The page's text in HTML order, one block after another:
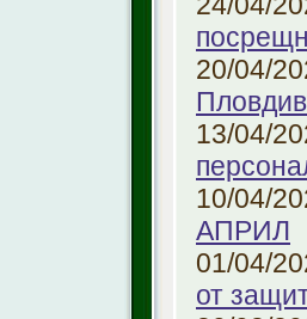
20/04/
13/04/
10/04/
АПРИЛ
01/04/
от